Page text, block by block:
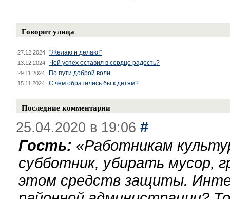
Говорит улица
27.12.2024 "Желаю и делаю!"
13.12.2024 Чей успех оставил в сердце радость?
29.11.2024 По пути доброй воли
15.11.2024 С чем обратились бы к детям?
Последние комментарии
25.04.2020 в 19:06 #
Гость: «Работникам
субботник, убирать мусор,
этом средств защиты.